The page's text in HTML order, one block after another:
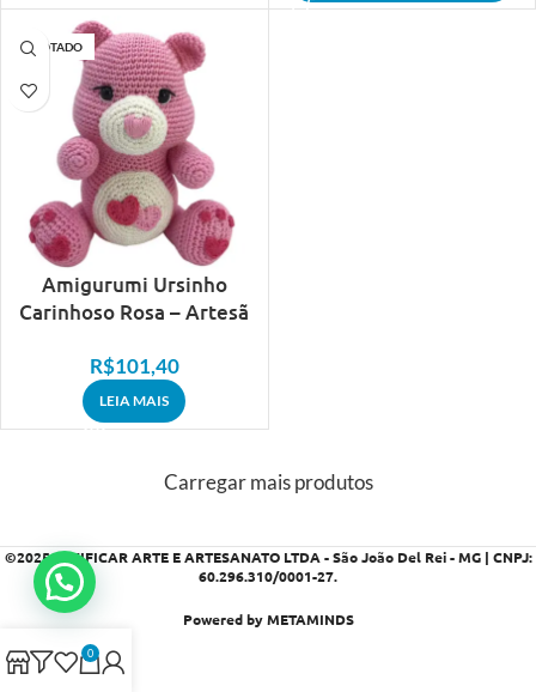
ESGOTADO
Amigurumi Ursinho
Carinhoso Rosa – Artesã
R$101,40
LEIA MAIS
Carregar mais produtos
©2025VIVIFICAR ARTE E ARTESANATO LTDA - São João Del Rei - MG | CNPJ:
60.296.310/0001-27.
Powered by METAMINDS
0